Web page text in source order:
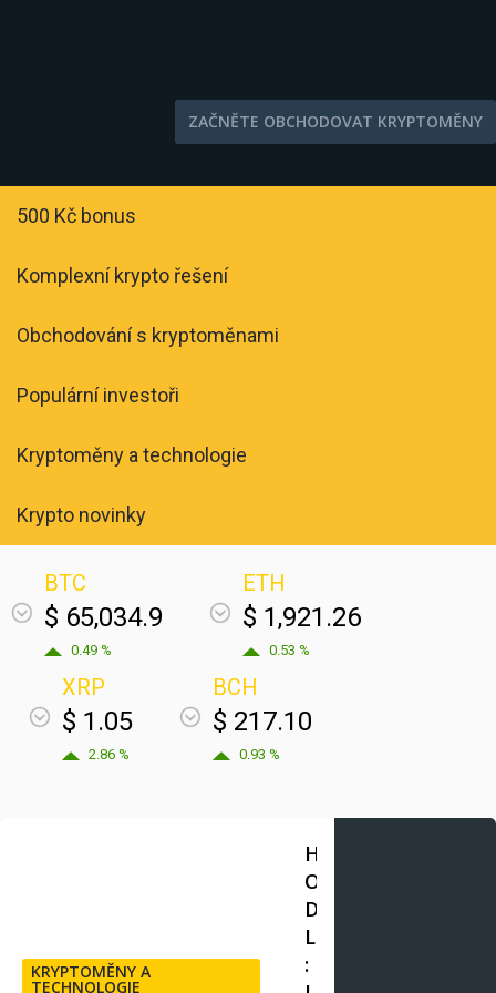
ZAČNĚTE OBCHODOVAT KRYPTOMĚNY
500 Kč bonus
Komplexní krypto řešení
Obchodování s kryptoměnami
Populární investoři
Kryptoměny a technologie
Krypto novinky
BTC
$ 65,034.9
0.49 %
ETH
$ 1,921.26
0.53 %
XRP
$ 1.05
2.86 %
BCH
$ 217.10
0.93 %
KRYPTOMĚNY A
TECHNOLOGIE
H
O
D
L
: